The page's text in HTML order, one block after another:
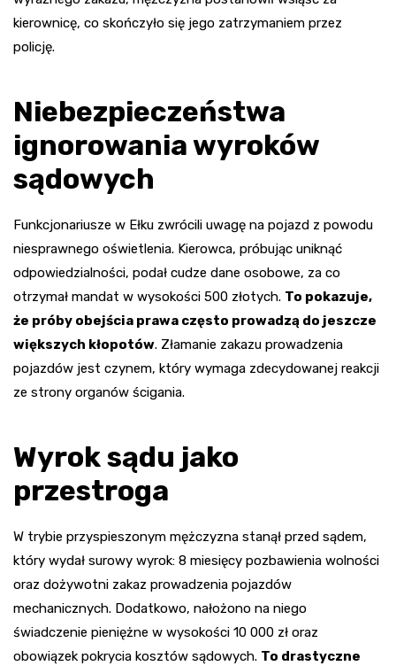
kierownicę, co skończyło się jego zatrzymaniem przez
policję.
Niebezpieczeństwa
ignorowania wyroków
sądowych
Funkcjonariusze w Ełku zwrócili uwagę na pojazd z powodu
niesprawnego oświetlenia. Kierowca, próbując uniknąć
odpowiedzialności, podał cudze dane osobowe, za co
otrzymał mandat w wysokości 500 złotych. To pokazuje,
że próby obejścia prawa często prowadzą do jeszcze
większych kłopotów. Złamanie zakazu prowadzenia
pojazdów jest czynem, który wymaga zdecydowanej reakcji
ze strony organów ścigania.
Wyrok sądu jako
przestroga
W trybie przyspieszonym mężczyzna stanął przed sądem,
który wydał surowy wyrok: 8 miesięcy pozbawienia wolności
oraz dożywotni zakaz prowadzenia pojazdów
mechanicznych. Dodatkowo, nałożono na niego
świadczenie pieniężne w wysokości 10 000 zł oraz
obowiązek pokrycia kosztów sądowych. To drastyczne